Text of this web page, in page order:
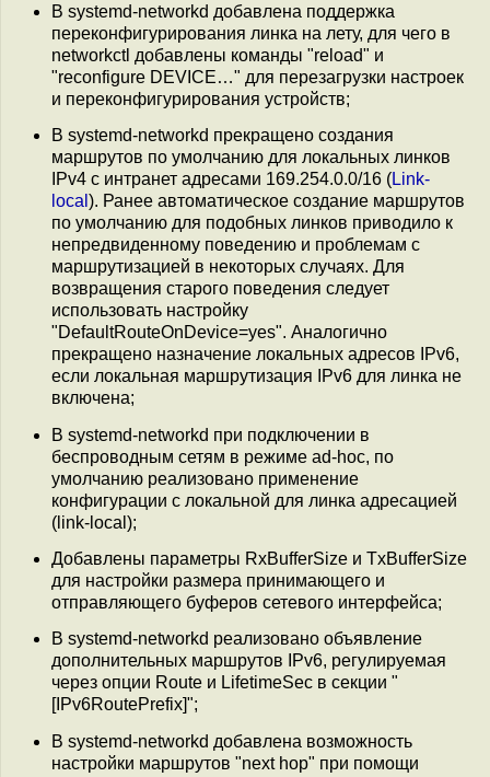
В systemd-networkd добавлена поддержка
переконфигурирования линка на лету, для чего в
networkctl добавлены команды "reload" и
"reconfigure DEVICE…" для перезагрузки настроек
и переконфигурирования устройств;
В systemd-networkd прекращено создания
маршрутов по умолчанию для локальных линков
IPv4 с интранет адресами 169.254.0.0/16 (Link-
local ). Ранее автоматическое создание маршрутов
по умолчанию для подобных линков приводило к
непредвиденному поведению и проблемам с
маршрутизацией в некоторых случаях. Для
возвращения старого поведения следует
использовать настройку
"DefaultRouteOnDevice=yes". Аналогично
прекращено назначение локальных адресов IPv6,
если локальная маршрутизация IPv6 для линка не
включена;
В systemd-networkd при подключении в
беспроводным сетям в режиме ad-hoc, по
умолчанию реализовано применение
конфигурации с локальной для линка адресацией
(link-local);
Добавлены параметры RxBufferSize и TxBufferSize
для настройки размера принимающего и
отправляющего буферов сетевого интерфейса;
В systemd-networkd реализовано объявление
дополнительных маршрутов IPv6, регулируемая
через опции Route и LifetimeSec в секции "
[IPv6RoutePrefix]";
В systemd-networkd добавлена возможность
настройки маршрутов "next hop" при помощи